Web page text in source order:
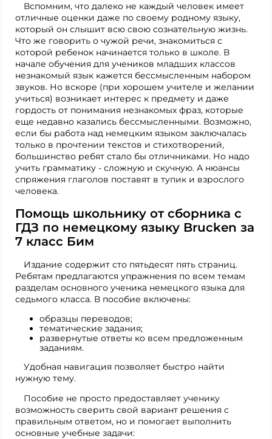
Вспомним, что далеко не каждый человек имеет
отличные оценки даже по своему родному языку,
который он слышит всю свою сознательную жизнь.
Что же говорить о чужой речи, знакомиться с
которой ребенок начинается только в школе. В
начале обучения для учеников младших классов
незнакомый язык кажется бессмысленным набором
звуков. Но вскоре (при хорошем учителе и желании
учиться) возникает интерес к предмету и даже
гордость от понимания незнакомых фраз, которые
еще недавно казались бессмысленными. Возможно,
если бы работа над немецким языком заключалась
только в прочтении текстов и стихотворений,
большинство ребят стало бы отличниками. Но надо
учить грамматику - сложную и скучную. А нюансы
спряжения глаголов поставят в тупик и взрослого
человека.
Помощь школьнику от сборника с
ГДЗ по немецкому языку Brucken за
7 класс Бим
Издание содержит сто пятьдесят пять страниц.
Ребятам предлагаются упражнения по всем темам
разделам основного ученика немецкого языка для
седьмого класса. В пособие включены:
образцы переводов;
тематические задания;
развернутые ответы ко всем предложенным
заданиям.
Удобная навигация позволяет быстро найти
нужную тему.
Пособие не просто предоставляет ученику
возможность сверить свой вариант решения с
правильным ответом, но и помогает выполнить
основные учебные задачи: